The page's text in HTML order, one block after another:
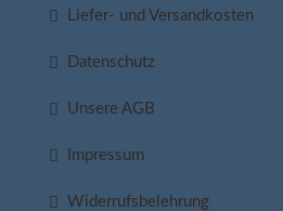
Liefer- und Versandkosten
Datenschutz
Unsere AGB
Impressum
Widerrufsbelehrung